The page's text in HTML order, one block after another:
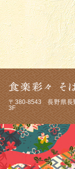
〒380-8543
長野県長
3F